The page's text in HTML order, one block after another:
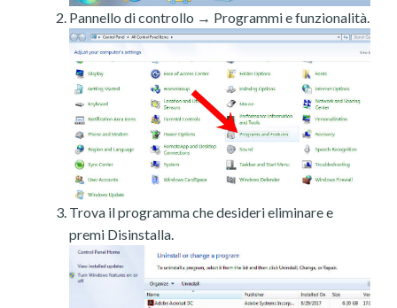
Pannello di controllo → Programmi e funzionalità.
Trova il programma che desideri eliminare e
premi Disinstalla.